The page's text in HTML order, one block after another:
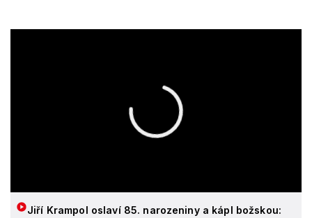
Jiří Krampol oslaví 85. narozeniny a kápl božskou: